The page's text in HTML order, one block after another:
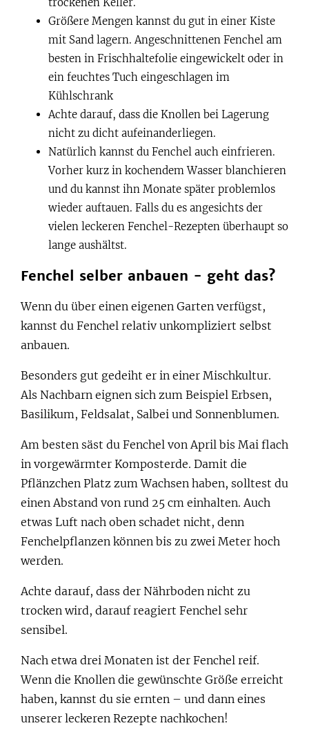
Größere Mengen kannst du gut in einer Kiste
mit Sand lagern. Angeschnittenen Fenchel am
besten in Frischhaltefolie eingewickelt oder in
ein feuchtes Tuch eingeschlagen im
Kühlschrank
Achte darauf, dass die Knollen bei Lagerung
nicht zu dicht aufeinanderliegen.
Natürlich kannst du Fenchel auch einfrieren.
Vorher kurz in kochendem Wasser blanchieren
und du kannst ihn Monate später problemlos
wieder auftauen. Falls du es angesichts der
vielen leckeren Fenchel-Rezepten überhaupt so
lange aushältst.
Fenchel selber anbauen - geht das?
Wenn du über einen eigenen Garten verfügst,
kannst du Fenchel relativ unkompliziert selbst
anbauen.
Besonders gut gedeiht er in einer Mischkultur.
Als Nachbarn eignen sich zum Beispiel Erbsen,
Basilikum, Feldsalat, Salbei und Sonnenblumen.
Am besten säst du Fenchel von April bis Mai flach
in vorgewärmter Komposterde. Damit die
Pflänzchen Platz zum Wachsen haben, solltest du
einen Abstand von rund 25 cm einhalten. Auch
etwas Luft nach oben schadet nicht, denn
Fenchelpflanzen können bis zu zwei Meter hoch
werden.
Achte darauf, dass der Nährboden nicht zu
trocken wird, darauf reagiert Fenchel sehr
sensibel.
Nach etwa drei Monaten ist der Fenchel reif.
Wenn die Knollen die gewünschte Größe erreicht
haben, kannst du sie ernten – und dann eines
unserer leckeren Rezepte nachkochen!